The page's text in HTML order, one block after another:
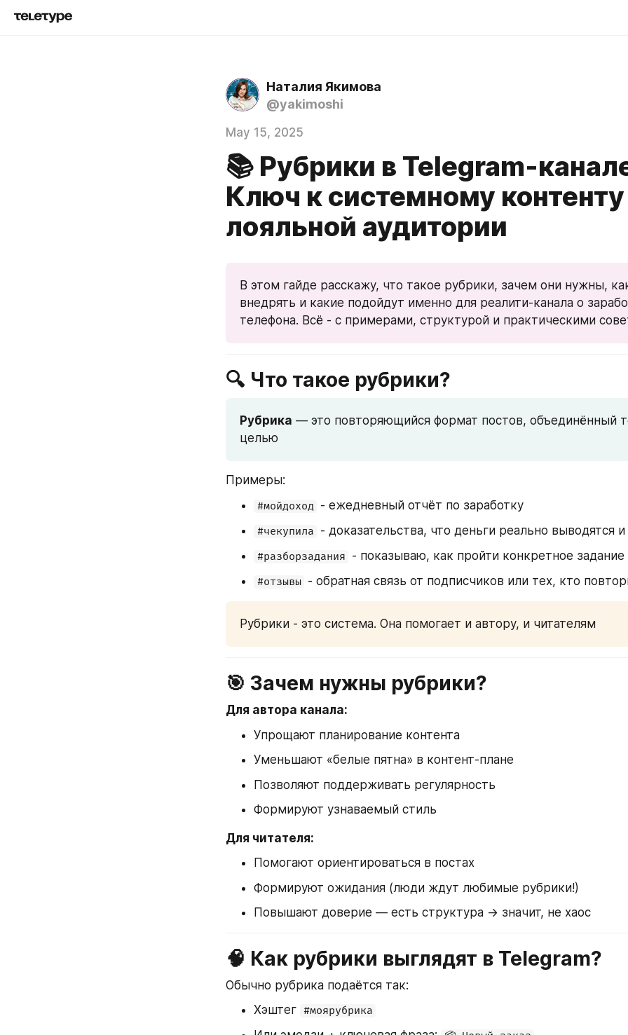
Наталия Якимова
@yakimoshi
May 15, 2025
📚 Рубрики в Telegram-
Ключ к системному
лояльной аудитории
В этом гайде расскажу, что такое рубрики, зачем они нужны,
внедрять и какие подойдут именно для реалити-канала о
телефона. Всё - с примерами, структурой и практическими
🔍 Что такое рубрики?
Рубрика — это повторяющийся формат постов, объединённый
целью
Примеры:
#мойдоход - ежедневный отчёт по заработку
#чекупила - доказательства, что деньги реально выводятся и
#разборзадания - показываю, как пройти конкретное задание
#отзывы - обратная связь от подписчиков или тех, кто
Рубрики - это система. Она помогает и автору, и читателям
🎯 Зачем нужны рубрики?
Для автора канала:
Упрощают планирование контента
Уменьшают «белые пятна» в контент-плане
Позволяют поддерживать регулярность
Формируют узнаваемый стиль
Для читателя:
Помогают ориентироваться в постах
Формируют ожидания (люди ждут любимые рубрики!)
Повышают доверие — есть структура → значит, не хаос
🧠 Как рубрики выглядят в Telegram?
Обычно рубрика подаётся так:
Хэштег #моярубрика